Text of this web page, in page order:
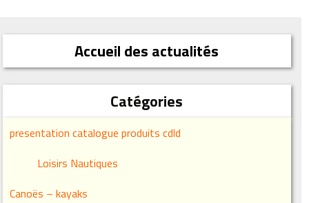
Accueil des actualités
Catégories
presentation catalogue produits cdld
Loisirs Nautiques
Canoës – kayaks